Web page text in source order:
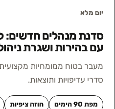
יום מלא
סדנת מנהלים חדשים:
עם בהירות ושגרת
מעבר בטוח ממומחיות
סדרי עדיפויות ותוצאות.
מפת 90 הימים חוזה ציפיות